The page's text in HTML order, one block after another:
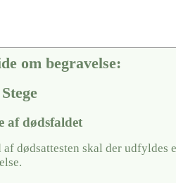
om begravelse:
af dødsfaldet
af dødsattesten skal der udfyldes